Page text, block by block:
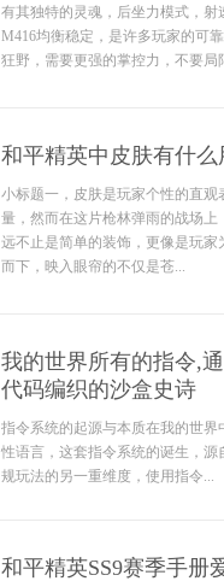
有其独特的灵魂，后坐力模式，
M416均衡稳定，是许多玩家的可
狂野，需要更强的掌控力，不要
和平精英中皮肤有什
小标题一，皮肤是玩家个性的直
量，然而在这片枪林弹雨的战场
远不止是简单的装饰，更像是玩
而下，映入眼帘的不仅是苍...
我的世界所有的指令,
代码编织的沙盒史诗
指令系统的起源与本质在我的世
性语言，这套指令系统的诞生，
规玩法的另一重维度，使用指令...
和平精英SS9赛季手册